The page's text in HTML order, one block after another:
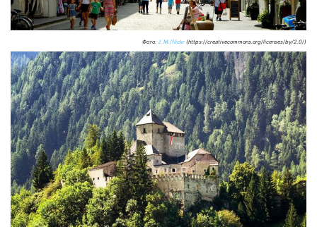
Фото: J. M./flickr (https://creativecommons.org/licenses/by/2.0/)